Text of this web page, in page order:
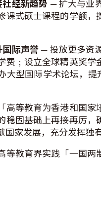
社经新趋势 —扩大与业
课式硕士课程的学额
国际声誉 — 投放更多资
费﹔设立全球精英奖
大型国际学术论坛，
高等教育为香港和国
稳固基础上再接再厉
家发展，充分发挥独
等教育界实践「一国